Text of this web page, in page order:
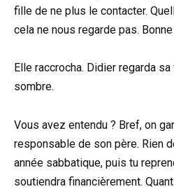
fille de ne plus le contacter.
cela ne nous regarde pas.
Elle raccrocha. Didier regarda
sombre.
Vous avez entendu ? Bref, on
responsable de son père. Rien
année sabbatique, puis tu
soutiendra financièrement.